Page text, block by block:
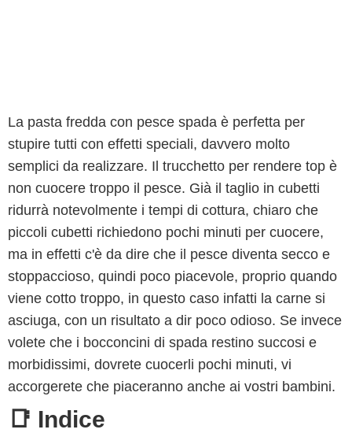
La pasta fredda con pesce spada è perfetta per
stupire tutti con effetti speciali, davvero molto
semplici da realizzare. Il trucchetto per rendere top è
non cuocere troppo il pesce. Già il taglio in cubetti
ridurrà notevolmente i tempi di cottura, chiaro che
piccoli cubetti richiedono pochi minuti per cuocere,
ma in effetti c'è da dire che il pesce diventa secco e
stoppaccioso, quindi poco piacevole, proprio quando
viene cotto troppo, in questo caso infatti la carne si
asciuga, con un risultato a dir poco odioso. Se invece
volete che i bocconcini di spada restino succosi e
morbidissimi, dovrete cuocerli pochi minuti, vi
accorgerete che piaceranno anche ai vostri bambini.
📑 Indice